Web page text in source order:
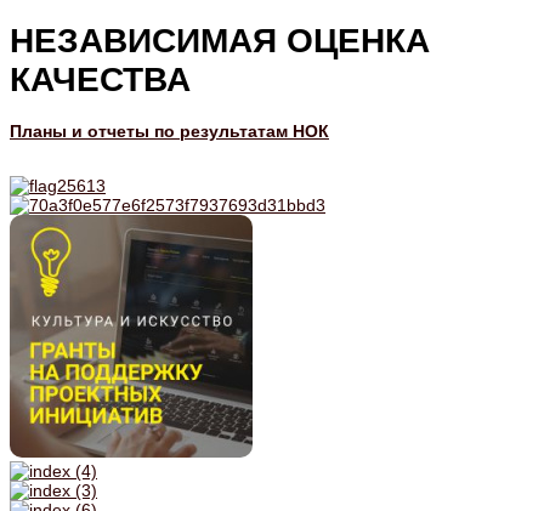
НЕЗАВИСИМАЯ ОЦЕНКА
КАЧЕСТВА
Планы и отчеты по результатам НОК